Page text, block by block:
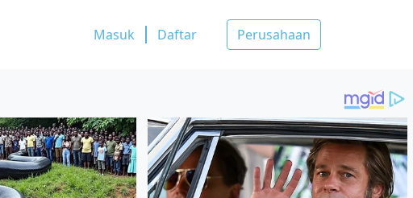
Masuk Daftar Perusahaan